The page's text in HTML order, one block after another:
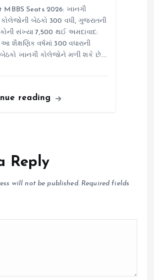
MBBS Seats 2026: ખાનગી
બેઠકો 300 વધી, ગુજરાતની
સંખ્યા 7,500 થઈ અમદાવાદ:
શૈક્ષણિક વર્ષમાં 300 વધારાની
બેઠકો ખાનગી કોલેજોને મળી શકે છે.…
reading
Reply
will not be published. Required fields